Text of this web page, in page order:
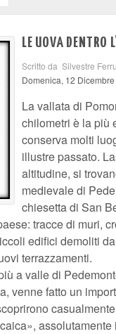
LE UOVA DENTRO
Scritto da Silvestre
Domenica, 12
La vallata di
chilometri è la più
conserva molti
illustre passato.
altitudine, si
medievale di
chiesetta di San
tracce di muri,
edifici demoliti
terrazzamenti.
a valle di
venne fatto un